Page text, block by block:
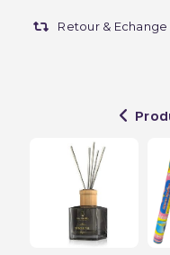
Retour & Echange